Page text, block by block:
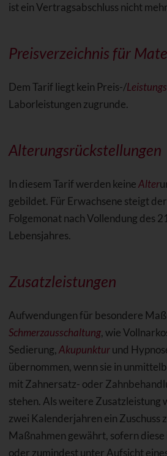
ist ein Vertragsabschluss nicht
Preisverzeichnis für
Dem Tarif liegt kein Preis-/
Laborleistungen zugrunde.
Alterungsrückstellungen
In diesem Tarif werden keineAlter
gebildet. Für Erwachsene steigt
Folgemonat nach Vollendung des
Lebensjahres.
Zusatzleistungen
Aufwendungen für besondere
Schmerzausschaltung, wie
Sedierung,Akupunkturund
übernommen, wenn sie in
mit Zahnersatz- oder
stehen. Als weitere Zusatzleistung
zwei Kalenderjahren ein Zuschuss
Maßnahmen gewährt, sofern diese
oder zumindest unter Aufsicht